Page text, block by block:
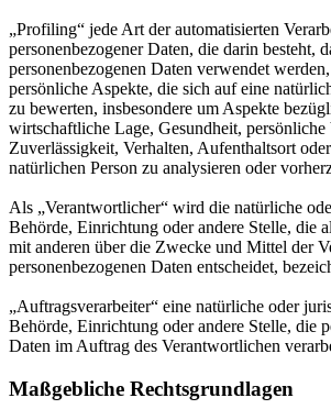
„Profiling“ jede Art der automatisierten
personenbezogener Daten, die darin besteht,
personenbezogenen Daten verwendet
persönliche Aspekte, die sich auf eine
zu bewerten, insbesondere um Aspekte
wirtschaftliche Lage, Gesundheit, persönliche
Zuverlässigkeit, Verhalten, Aufenthaltsort
natürlichen Person zu analysieren oder
Als „Verantwortlicher“ wird die natürliche
Behörde, Einrichtung oder andere Stelle, die
mit anderen über die Zwecke und Mittel der
personenbezogenen Daten entscheidet,
„Auftragsverarbeiter“ eine natürliche oder
Behörde, Einrichtung oder andere Stelle, die
Daten im Auftrag des Verantwortlichen
Maßgebliche Rechtsgrundlagen